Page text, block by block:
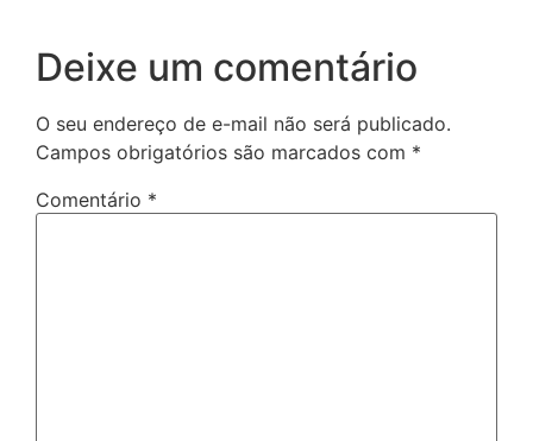
Deixe um comentário
O seu endereço de e-mail não será publicado.
Campos obrigatórios são marcados com *
Comentário *